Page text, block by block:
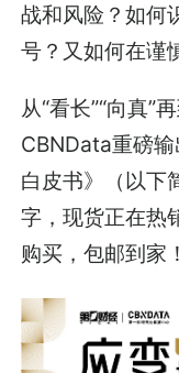
战和风险？如何
号？又如何在谨
从“看长”“向真”
CBNData重磅
白皮书》（以下
字，现货正在热
购买，包邮到家！